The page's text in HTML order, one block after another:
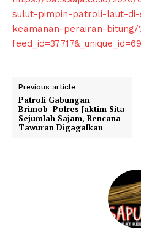
sulut-pimpin-patroli-laut-
keamanan-perairan-bitung/
Previous article
Patroli Gabungan
Brimob–Polres Jaktim Sita
Sejumlah Sajam, Rencana
Tawuran Digagalkan